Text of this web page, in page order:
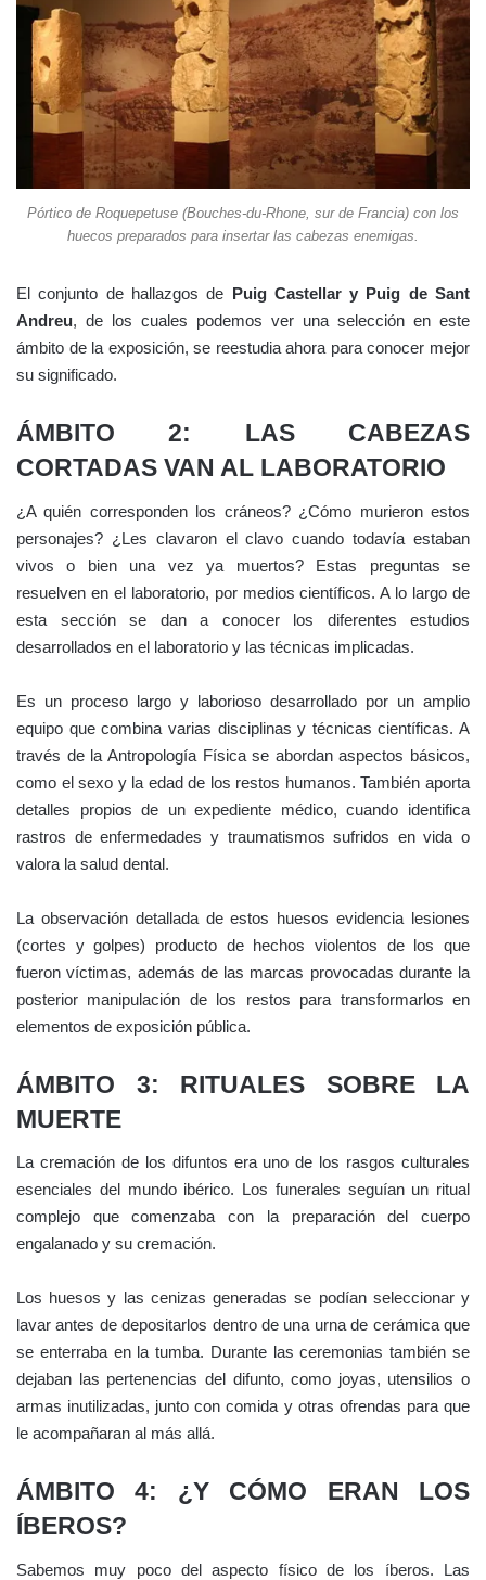
Pórtico de Roquepetuse (Bouches-du-Rhone, sur de Francia) con los
huecos preparados para insertar las cabezas enemigas.
El conjunto de hallazgos de Puig Castellar y Puig de Sant
Andreu, de los cuales podemos ver una selección en este
ámbito de la exposición, se reestudia ahora para conocer mejor
su significado.
ÁMBITO 2: LAS CABEZAS
CORTADAS VAN AL LABORATORIO
¿A quién corresponden los cráneos? ¿Cómo murieron estos
personajes? ¿Les clavaron el clavo cuando todavía estaban
vivos o bien una vez ya muertos? Estas preguntas se
resuelven en el laboratorio, por medios científicos. A lo largo de
esta sección se dan a conocer los diferentes estudios
desarrollados en el laboratorio y las técnicas implicadas.
Es un proceso largo y laborioso desarrollado por un amplio
equipo que combina varias disciplinas y técnicas científicas. A
través de la Antropología Física se abordan aspectos básicos,
como el sexo y la edad de los restos humanos. También aporta
detalles propios de un expediente médico, cuando identifica
rastros de enfermedades y traumatismos sufridos en vida o
valora la salud dental.
La observación detallada de estos huesos evidencia lesiones
(cortes y golpes) producto de hechos violentos de los que
fueron víctimas, además de las marcas provocadas durante la
posterior manipulación de los restos para transformarlos en
elementos de exposición pública.
ÁMBITO 3: RITUALES SOBRE LA
MUERTE
La cremación de los difuntos era uno de los rasgos culturales
esenciales del mundo ibérico. Los funerales seguían un ritual
complejo que comenzaba con la preparación del cuerpo
engalanado y su cremación.
Los huesos y las cenizas generadas se podían seleccionar y
lavar antes de depositarlos dentro de una urna de cerámica que
se enterraba en la tumba. Durante las ceremonias también se
dejaban las pertenencias del difunto, como joyas, utensilios o
armas inutilizadas, junto con comida y otras ofrendas para que
le acompañaran al más allá.
ÁMBITO 4: ¿Y CÓMO ERAN LOS
ÍBEROS?
Sabemos muy poco del aspecto físico de los íberos. Las